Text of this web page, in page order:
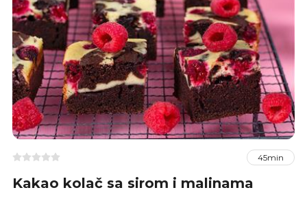
45min
Kakao kolač sa sirom i malinama